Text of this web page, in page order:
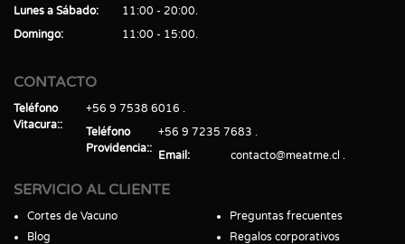
Lunes a Sábado
11:00 - 20:00
Domingo
11:00 - 15:00
CONTACTO
Teléfono
Vitacura:
+56 9 7538 6016
Teléfono
Providencia:
+56 9 7235 7683
Email
contacto@meatme.cl
SERVICIO AL CLIENTE
Cortes de Vacuno
Blog
Preguntas frecuentes
Regalos corporativos